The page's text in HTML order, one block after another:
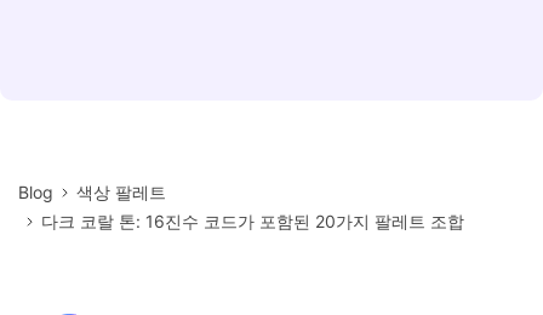
Blog
색상 팔레트
다크 코랄 톤: 16진수 코드가 포함된 20가지 팔레트 조합